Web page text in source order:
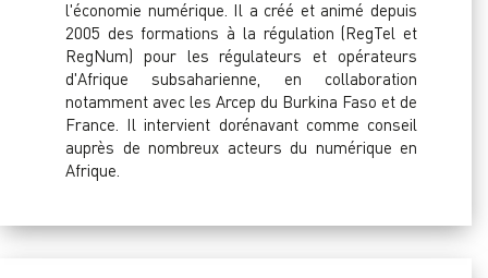
l'économie numérique. Il a créé et animé depuis
2005 des formations à la régulation (RegTel et
RegNum) pour les régulateurs et opérateurs
d'Afrique subsaharienne, en collaboration
notamment avec les Arcep du Burkina Faso et de
France. Il intervient dorénavant comme conseil
auprès de nombreux acteurs du numérique en
Afrique.